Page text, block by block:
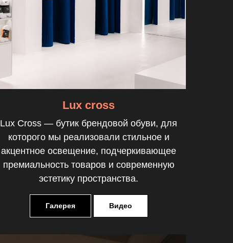
Lux cross
Lux Cross — бутик брендовой обуви, для
которого мы реализовали стильное и
акцентное освещение, подчеркивающее
премиальность товаров и современную
эстетику пространства.
Галерея Видео